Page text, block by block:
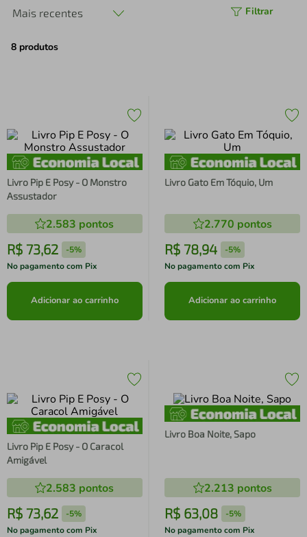
Mais recentes Filtrar
8 produtos
Livro Pip E Posy - O Monstro
Assustador
2.583 pontos
R$ 73,62 -5%
No pagamento com Pix
Adicionar ao carrinho
Livro Gato Em Tóquio, Um
2.770 pontos
R$ 78,94 -5%
No pagamento com Pix
Adicionar ao carrinho
Livro Pip E Posy - O Caracol
Amigável
2.583 pontos
R$ 73,62 -5%
No pagamento com Pix
Livro Boa Noite, Sapo
2.213 pontos
R$ 63,08 -5%
No pagamento com Pix
perfume
4º air fryer